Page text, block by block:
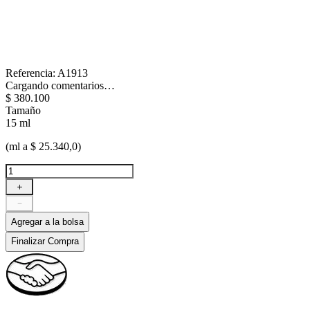
Referencia: A1913
Cargando comentarios…
$ 380.100
Tamaño
15 ml
(ml a $ 25.340,0)
＋
－
Agregar a la bolsa
Finalizar Compra